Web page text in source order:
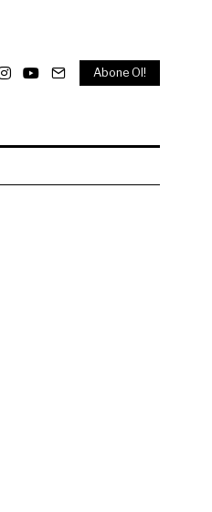
Abone Ol!